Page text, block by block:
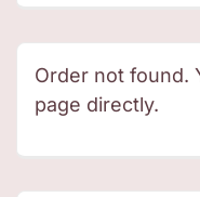
Order not found.
page directly.